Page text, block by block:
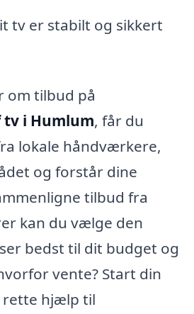
tv er stabilt og sikkert
om tilbud på
i Humlum, får du
lokale håndværkere,
og forstår dine
tilbud fra
kan du vælge den
bedst til dit budget og
vente? Start din
rette hjælp til